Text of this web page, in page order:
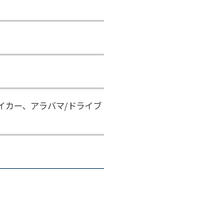
カー、アラバマ/ドライブ